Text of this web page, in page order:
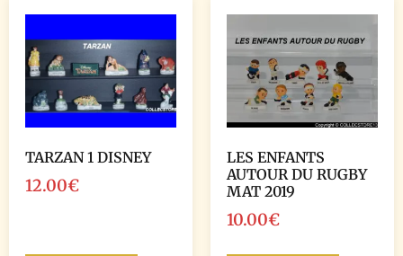
TARZAN 1 DISNEY
12.00€
LES ENFANTS
AUTOUR DU RUGBY
MAT 2019
10.00€